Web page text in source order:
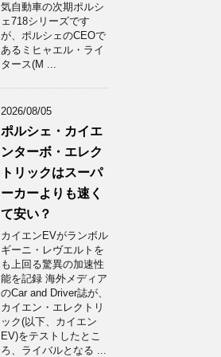
気自動車の次期ポルシ
ェ718シリーズです
が、ポルシェのCEOで
あるミヒャエル・ライ
タース(M ...
2026/08/05
ポルシェ・カイエ
ンターボ・エレク
トリックはスーパ
ーカーよりも速く
て安い？
カイエンEVがランボル
ギーニ・レヴエルトを
も上回る驚異の加速性
能を記録 海外メディア
のCar and Driver誌が、
カイエン・エレクトリ
ック(以下、カイエン
EV)をテストしたとこ
ろ、ライバルとなる ...